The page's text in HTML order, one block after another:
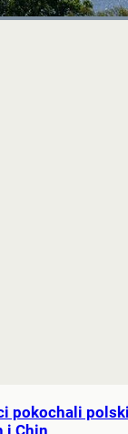
pokochali
i Chin